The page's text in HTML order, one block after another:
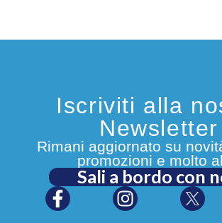
Iscriviti alla
Newsletter
Rimani aggiornato su
promozioni e molto
Sali a bordo con